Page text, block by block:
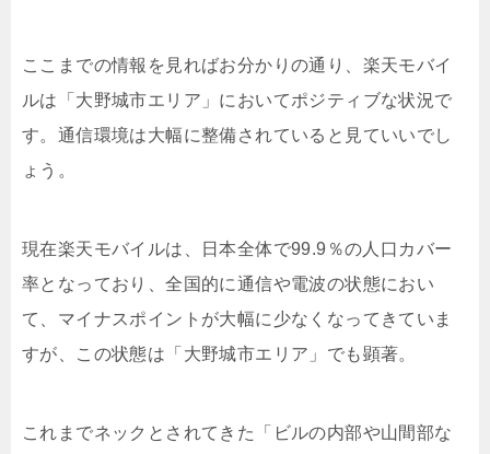
ここまでの情報を見ればお分かりの通り、楽天モバイ
ルは「大野城市エリア」においてポジティブな状況で
す。通信環境は大幅に整備されていると見ていいでし
ょう。
現在楽天モバイルは、日本全体で99.9％の人口カバー
率となっており、全国的に通信や電波の状態におい
て、マイナスポイントが大幅に少なくなってきていま
すが、この状態は「大野城市エリア」でも顕著。
これまでネックとされてきた「ビルの内部や山間部な